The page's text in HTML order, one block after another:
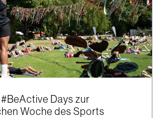
Days zur
Woche des Sports